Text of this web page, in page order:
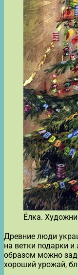
Ёлка.
Древние люди
на ветки подарки
образом можно
хороший урожай,